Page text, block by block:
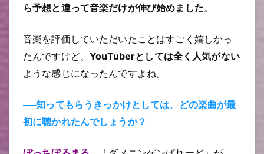
ら予想と違って音楽だけが伸び始めました。
音楽を評価していただいたことはすごく嬉しかっ
たんですけど、YouTuberとしては全く人気がない
ような感じになったんですよね。
──知ってもらうきっかけとしては、どの楽曲が最
初に聴かれたんでしょうか？